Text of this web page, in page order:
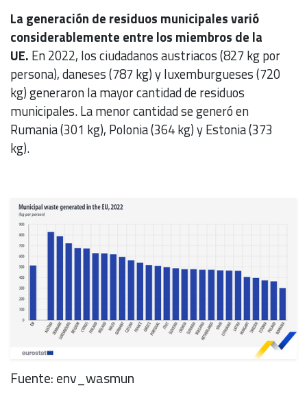
La generación de residuos municipales varió
considerablemente entre los miembros de la
UE. En 2022, los ciudadanos austriacos (827 kg por
persona), daneses (787 kg) y luxemburgueses (720
kg) generaron la mayor cantidad de residuos
municipales. La menor cantidad se generó en
Rumania (301 kg), Polonia (364 kg) y Estonia (373
kg).
Fuente: env_wasmun